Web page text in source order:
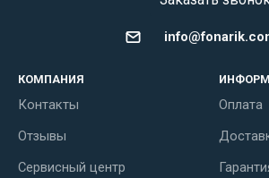
КОМПАНИЯ
Контакты
Отзывы
Сервисный центр
Оплата